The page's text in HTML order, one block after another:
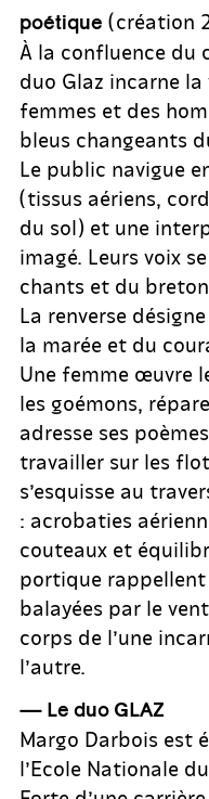
poétique (création
À la confluence du
duo Glaz incarne
femmes et des
bleus changeants
Le public navigue
(tissus aériens,
du sol) et une
imagé. Leurs voix
chants et du breton.
La renverse
la marée et du
Une femme œuvre
les goémons,
adresse ses
travailler sur les
s’esquisse au
: acrobaties
couteaux et
portique rappellent
balayées par le
corps de l’une
l’autre.
— Le duo GLAZ
Margo Darbois est
l’Ecole Nationale